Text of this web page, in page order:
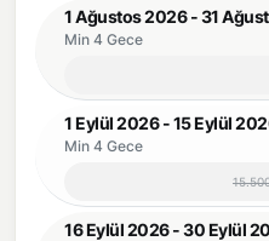
1 Ağustos 2026 - 31
Min 4 Gece
1 Eylül 2026 - 15 Eylül
Min 4 Gece
16 Eylül 2026 - 30 Eylül